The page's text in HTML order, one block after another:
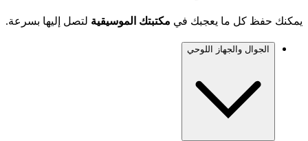
يمكنك حفظ كل ما يعجبك في مكتبتك الموسيقية لتصل إليها بسرعة.
الجوال والجهاز اللوحي